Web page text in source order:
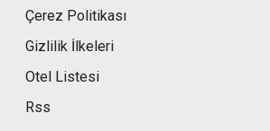
Çerez Politikası
Gizlilik İlkeleri
Otel Listesi
Rss